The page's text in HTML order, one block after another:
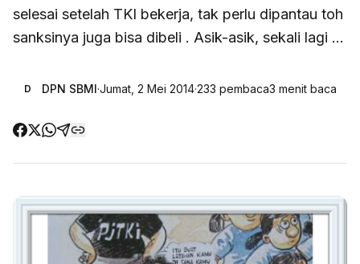
selesai setelah TKI bekerja, tak perlu dipantau toh
sanksinya juga bisa dibeli . Asik-asik, sekali lagi ...
D DPN SBMI·Jumat, 2 Mei 2014·233 pembaca3 menit baca